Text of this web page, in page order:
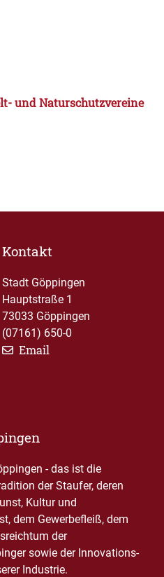
und Naturschutzvereine
Kontakt
Stadt Göppingen
Hauptstraße 1
73033 Göppingen
(07161) 650-0
Email
- das ist die
der Staufer, deren
Kultur und
dem Gewerbefleiß, dem
der
sowie der Innovations-
Industrie.